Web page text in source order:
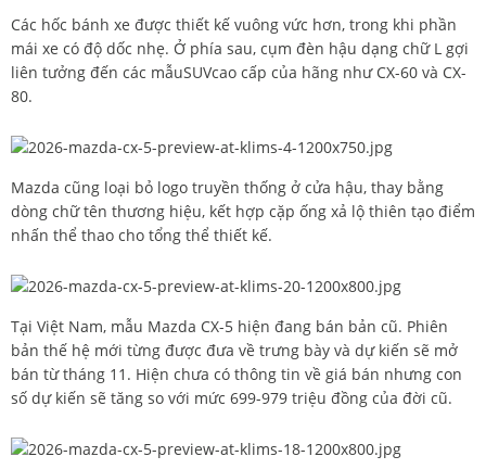
Các hốc bánh xe được thiết kế vuông vức hơn, trong khi phần
mái xe có độ dốc nhẹ. Ở phía sau, cụm đèn hậu dạng chữ L gợi
liên tưởng đến các mẫuSUVcao cấp của hãng như CX-60 và CX-
80.
Mazda cũng loại bỏ logo truyền thống ở cửa hậu, thay bằng
dòng chữ tên thương hiệu, kết hợp cặp ống xả lộ thiên tạo điểm
nhấn thể thao cho tổng thể thiết kế.
Tại Việt Nam, mẫu Mazda CX-5 hiện đang bán bản cũ. Phiên
bản thế hệ mới từng được đưa về trưng bày và dự kiến sẽ mở
bán từ tháng 11. Hiện chưa có thông tin về giá bán nhưng con
số dự kiến sẽ tăng so với mức 699-979 triệu đồng của đời cũ.